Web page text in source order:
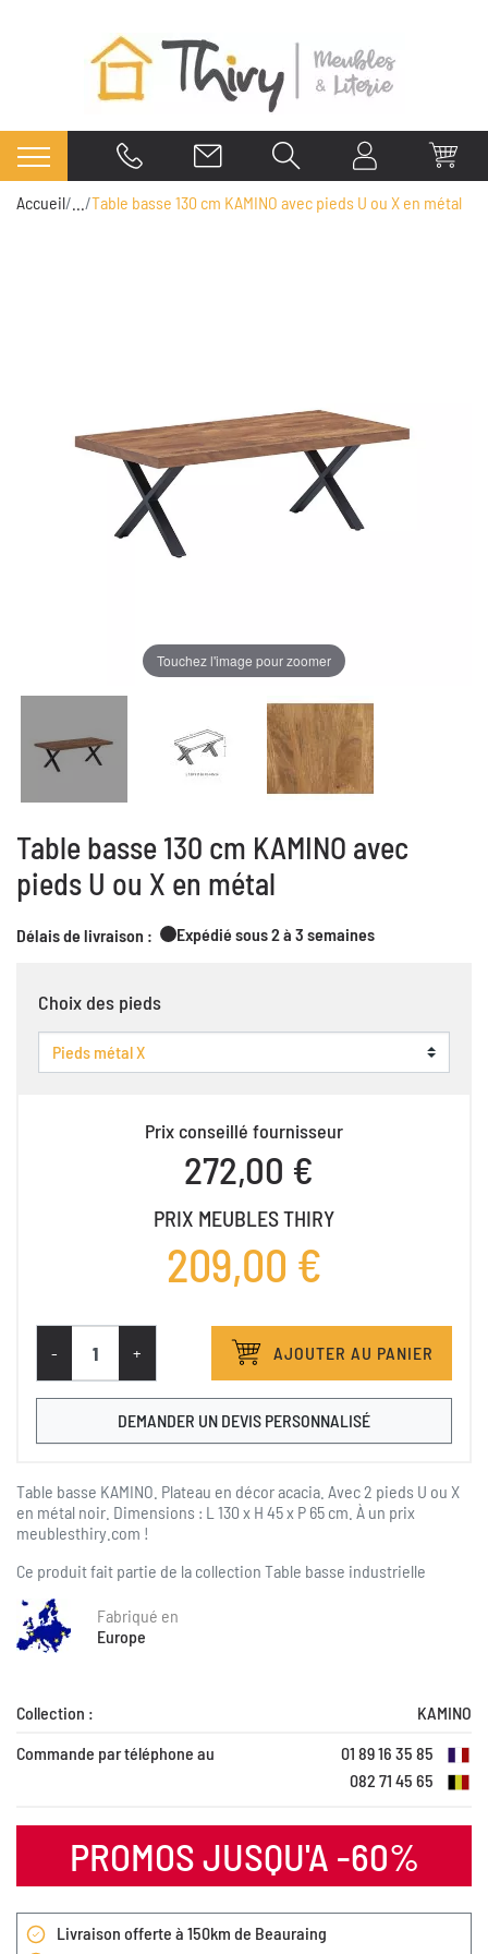
Accueil Table basse 130 cm KAMINO avec pieds U ou X en métal
Touchez l'image pour zoomer
Table basse 130 cm KAMINO avec
pieds U ou X en métal
Délais de livraison : Expédié sous 2 à 3 semaines
Choix des pieds
Prix conseillé fournisseur
272,00 €
PRIX MEUBLES THIRY
209,00 €
- + AJOUTER AU PANIER
DEMANDER UN DEVIS PERSONNALISÉ
Table basse KAMINO. Plateau en décor acacia. Avec 2 pieds U ou X
en métal noir. Dimensions : L 130 x H 45 x P 65 cm. À un prix
meublesthiry.com !
Ce produit fait partie de la collection Table basse industrielle
Fabriqué en
Europe
Collection :
KAMINO
Commande par téléphone au
01 89 16 35 85
082 71 45 65
PROMOS JUSQU'A -60%
Livraison offerte à 150km de Beauraing